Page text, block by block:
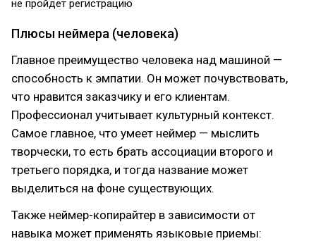
не пройдет регистрацию
Плюсы неймера (человека)
Главное преимущество человека над машиной —
способность к эмпатии. Он может почувствовать,
что нравится заказчику и его клиентам.
Профессионал учитывает культурный контекст.
Самое главное, что умеет неймер — мыслить
творчески, то есть брать ассоциации второго и
третьего порядка, и тогда название может
выделиться на фоне существующих.
Также неймер-копирайтер в зависимости от
навыка может применять языковые приемы: